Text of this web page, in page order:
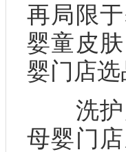
再局限
婴童皮
婴门店选
洗护产
母婴门